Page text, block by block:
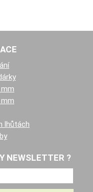
lhůtách
NEWSLETTER ?